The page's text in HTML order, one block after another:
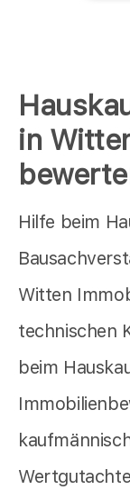
in
Hilfe beim
Witten
technischen
beim